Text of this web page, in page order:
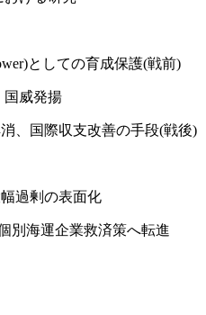
としての育成保護(戦前)
国威発揚
、国際収支改善の手段(戦後)
過剰の表面化
別海運企業救済策へ転進